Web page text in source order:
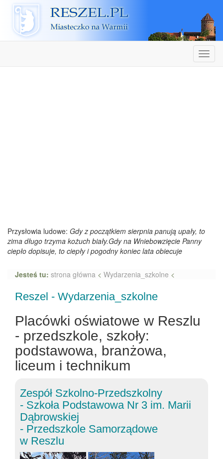
Reszel
Przysłowia ludowe: Gdy z początkiem sierpnia panują upały, to
zima długo trzyma kożuch biały.Gdy na Wniebowzięcie Panny
ciepło dopisuje, to ciepły i pogodny koniec lata obiecuje
Jesteś tu: strona główna < Wydarzenia_szkolne <
Reszel - Wydarzenia_szkolne
Placówki oświatowe w Reszlu
- przedszkole, szkoły:
podstawowa, branżowa,
liceum i technikum
Zespół Szkolno-Przedszkolny
- Szkoła Podstawowa Nr 3 im. Marii
Dąbrowskiej
- Przedszkole Samorządowe
w Reszlu